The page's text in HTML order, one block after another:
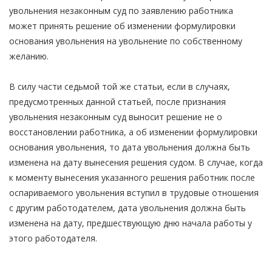
увольнения незаконным суд по заявлению работника
может принять решение об изменении формулировки
основания увольнения на увольнение по собственному
желанию.
В силу части седьмой той же статьи, если в случаях,
предусмотренных данной статьей, после признания
увольнения незаконным суд выносит решение не о
восстановлении работника, а об изменении формулировки
основания увольнения, то дата увольнения должна быть
изменена на дату вынесения решения судом. В случае, когда
к моменту вынесения указанного решения работник после
оспариваемого увольнения вступил в трудовые отношения
с другим работодателем, дата увольнения должна быть
изменена на дату, предшествующую дню начала работы у
этого работодателя.